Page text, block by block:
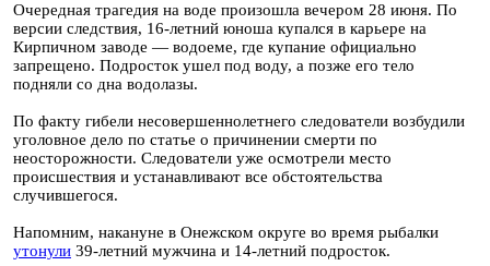
Очередная трагедия на воде произошла вечером 28 июня. По
версии следствия, 16-летний юноша купался в карьере на
Кирпичном заводе — водоеме, где купание официально
запрещено. Подросток ушел под воду, а позже его тело
подняли со дна водолазы.
По факту гибели несовершеннолетнего следователи возбудили
уголовное дело по статье о причинении смерти по
неосторожности. Следователи уже осмотрели место
происшествия и устанавливают все обстоятельства
случившегося.
Напомним, накануне в Онежском округе во время рыбалки
утонули 39-летний мужчина и 14-летний подросток.